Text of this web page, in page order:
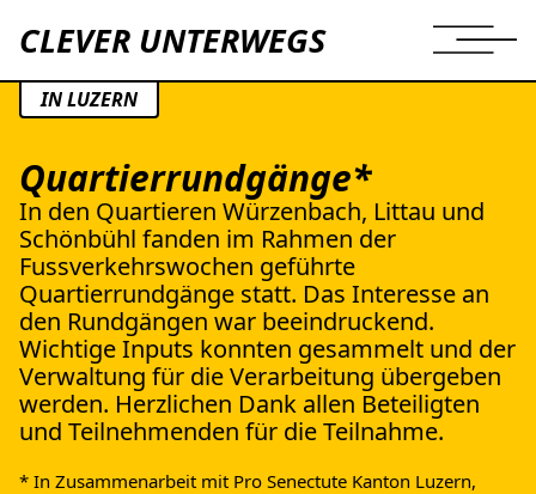
CLEVER UNTERWEGS
IN LUZERN
JOURNAL
Quartierrundgänge*
In den Quartieren Würzenbach, Littau und
Schönbühl fanden im Rahmen der
Fussverkehrswochen geführte
Quartierrundgänge statt. Das Interesse an
den Rundgängen war beeindruckend.
Wichtige Inputs konnten gesammelt und der
Verwaltung für die Verarbeitung übergeben
werden. Herzlichen Dank allen Beteiligten
und Teilnehmenden für die Teilnahme.
* In Zusammenarbeit mit Pro Senectute Kanton Luzern,